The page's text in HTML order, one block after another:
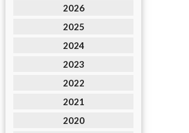
2026
2025
2024
2023
2022
2021
2020